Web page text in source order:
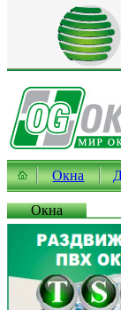
Окна
Окна